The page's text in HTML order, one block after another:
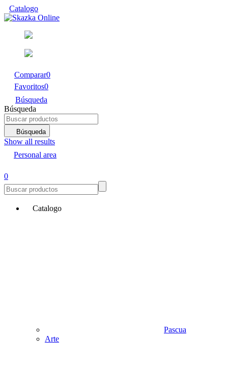
Catalogo
Comparar0
Favoritos0
Búsqueda
Búsqueda
Búsqueda
Show all results
Personal area
0
Catalogo
Pascua
Аrte